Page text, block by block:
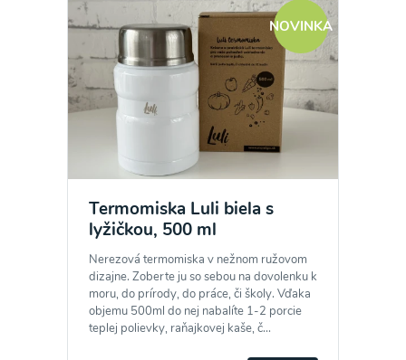
NOVINKA
Termomiska Luli biela s
lyžičkou, 500 ml
Nerezová termomiska v nežnom ružovom
dizajne. Zoberte ju so sebou na dovolenku k
moru, do prírody, do práce, či školy. Vďaka
objemu 500ml do nej nabalíte 1-2 porcie
teplej polievky, raňajkovej kaše, č...